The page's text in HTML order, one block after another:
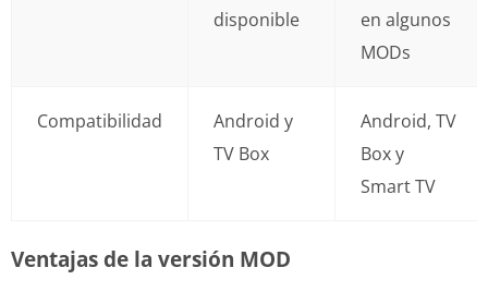
disponible
en algunos
MODs
Compatibilidad
Android y
TV Box
Android, TV
Box y
Smart TV
Ventajas de la versión MOD